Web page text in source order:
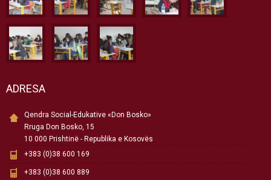
ADRESA
Qendra Social-Edukative «Don Bosko»
Rruga Don Bosko, 15
10 000 Prishtinë - Republika e Kosovës
+383 (0)38 600 169
+383 (0)38 600 889